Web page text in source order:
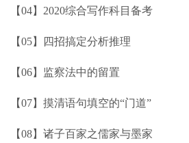
【04】2020综合写作科目备考
【05】四招搞定分析推理
【06】监察法中的留置
【07】摸清语句填空的“门道”
【08】诸子百家之儒家与墨家